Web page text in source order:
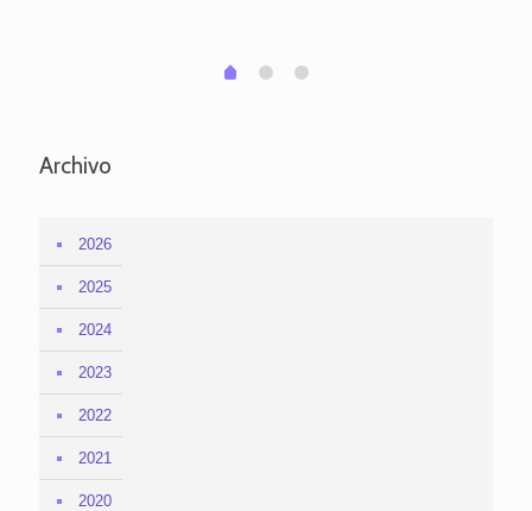
0 1 2
Archivo
2026
2025
2024
2023
2022
2021
2020